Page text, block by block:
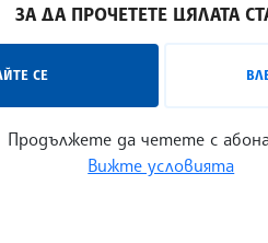
ЗА ДА ПРОЧЕТЕТЕ ЦЯЛАТА
СЕ
Продължете да четете с
Вижте условията